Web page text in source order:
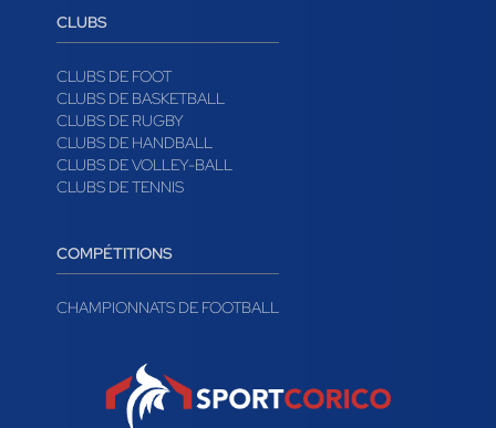
CLUBS
CLUBS DE FOOT
CLUBS DE BASKETBALL
CLUBS DE RUGBY
CLUBS DE HANDBALL
CLUBS DE VOLLEY-BALL
CLUBS DE TENNIS
COMPÉTITIONS
CHAMPIONNATS DE FOOTBALL